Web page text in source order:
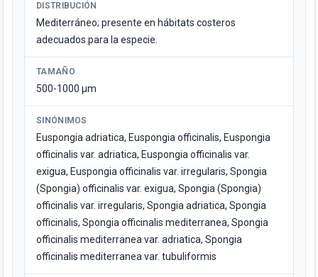
DISTRIBUCIÓN
Mediterráneo; presente en hábitats costeros
adecuados para la especie.
TAMAÑO
500-1000 µm
SINÓNIMOS
Euspongia adriatica, Euspongia officinalis, Euspongia
officinalis var. adriatica, Euspongia officinalis var.
exigua, Euspongia officinalis var. irregularis, Spongia
(Spongia) officinalis var. exigua, Spongia (Spongia)
officinalis var. irregularis, Spongia adriatica, Spongia
officinalis, Spongia officinalis mediterranea, Spongia
officinalis mediterranea var. adriatica, Spongia
officinalis mediterranea var. tubuliformis